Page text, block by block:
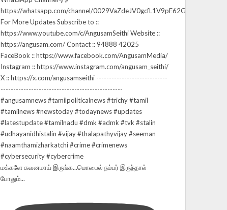
மக்களே கவனமாய் இருங்க...மொபைல் நம்பர் இருந்தால்
போதும்...